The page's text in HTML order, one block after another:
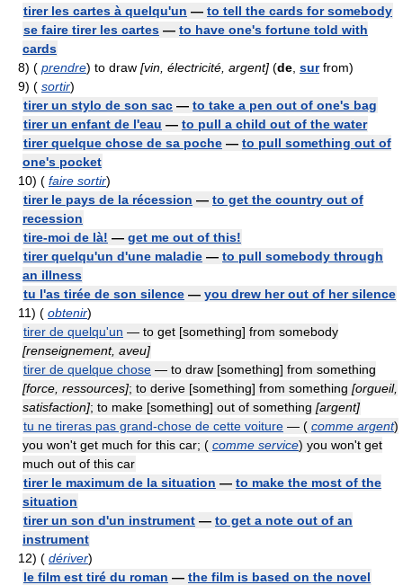
tirer les cartes à quelqu'un — to tell the cards for somebody
se faire tirer les cartes — to have one's fortune told with
cards
8) ( prendre) to draw [vin, électricité, argent] (de surfrom)
9) ( sortir)
tirer un stylo de son sac — to take a pen out of one's bag
tirer un enfant de l'eau — to pull a child out of the water
tirer quelque chose de sa poche — to pull something out of
one's pocket
10) ( faire sortir)
tirer le pays de la récession — to get the country out of
recession
tire-moi de là! — get me out of this!
tirer quelqu'un d'une maladie — to pull somebody through
an illness
tu l'as tirée de son silence — you drew her out of her silence
11) ( obtenir)
tirer de quelqu'un — to get [something] from somebody
[renseignement, aveu]
tirer de quelque chose — to draw [something] from something
[force, ressources]; to derive [something] from something [orgueil,
satisfaction]; to make [something] out of something [argent]
tu ne tireras pas grand-chose de cette voiture — ( comme argent)
you won't get much for this car; ( comme service) you won't get
much out of this car
tirer le maximum de la situation — to make the most of the
situation
tirer un son d'un instrument — to get a note out of an
instrument
12) ( dériver)
le film est tiré du roman — the film is based on the novel